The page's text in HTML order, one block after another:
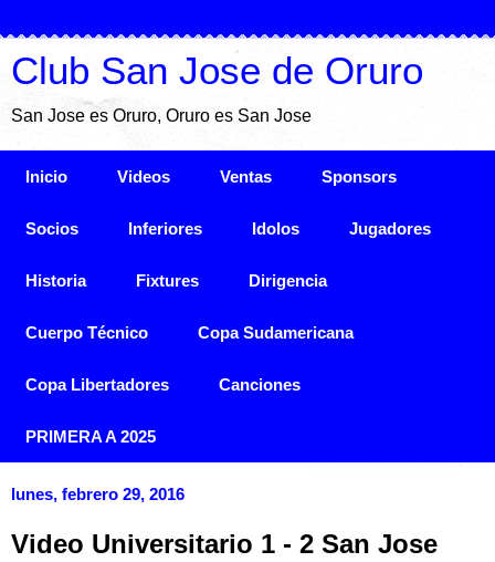
Club San Jose de Oruro
San Jose es Oruro, Oruro es San Jose
Inicio Videos Ventas Sponsors
Socios Inferiores Idolos Jugadores
Historia Fixtures Dirigencia
Cuerpo Técnico Copa Sudamericana
Copa Libertadores Canciones
PRIMERA A 2025
lunes, febrero 29, 2016
Video Universitario 1 - 2 San Jose